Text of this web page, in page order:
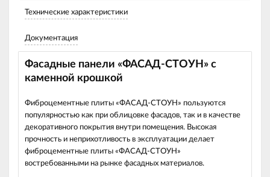
Технические характеристики
Документация
Фасадные панели «ФАСАД-СТОУН» с
каменной крошкой
Фиброцементные плиты «ФАСАД-СТОУН» пользуются
популярностью как при облицовке фасадов, так и в качестве
декоративного покрытия внутри помещения. Высокая
прочность и неприхотливость в эксплуатации делает
фиброцементные плиты «ФАСАД-СТОУН»
востребованными на рынке фасадных материалов.